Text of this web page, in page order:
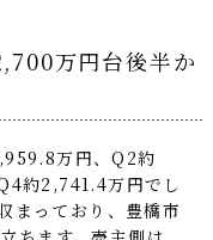
万円台後半か
万円、Q2約
約2,741.4万円でし
まっており、豊橋市